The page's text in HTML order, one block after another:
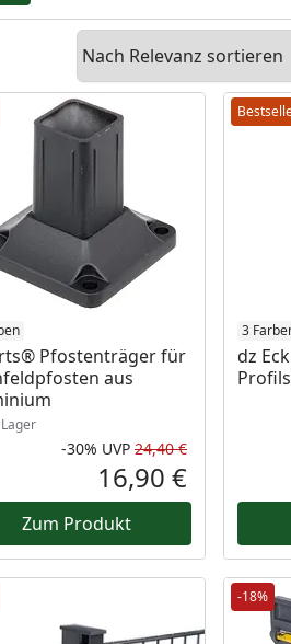
Sortieren
Preis
Pfostenträger für
aus
am Lager
Rabatt in
-30% UVP 24,40 €
Aktueller
16,90 €
Zum Produkt
3
dz
-18%